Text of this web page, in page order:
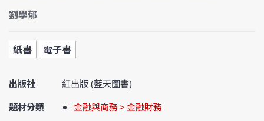
劉學郁
紙書 電子書
出版社
紅出版 (藍天圖書)
題材分類
金融與商務 > 金融財務